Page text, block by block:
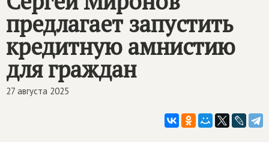
предлагает запустить
кредитную амнистию
для граждан
27 августа 2025